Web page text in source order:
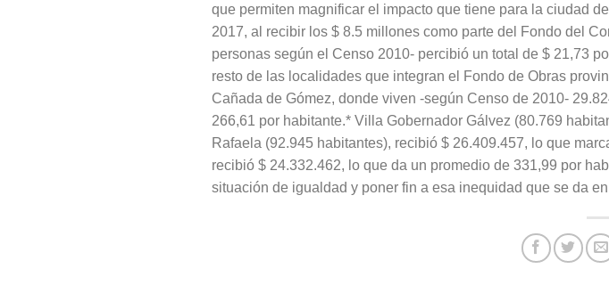
que permiten magnificar el impacto que tiene para la ciudad
2017, al recibir los $ 8.5 millones como parte del Fondo del
personas según el Censo 2010- percibió un total de $ 21,73
resto de las localidades que integran el Fondo de Obras
Cañada de Gómez, donde viven -según Censo de 2010-
266,61 por habitante.* Villa Gobernador Gálvez (80.769
Rafaela (92.945 habitantes), recibió $ 26.409.457, lo que
recibió $ 24.332.462, lo que da un promedio de 331,99 por
situación de igualdad y poner fin a esa inequidad que se da